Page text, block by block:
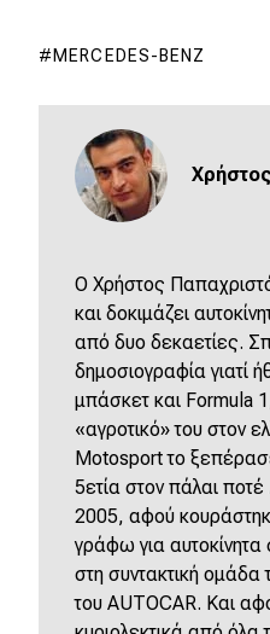
MERCEDES-BENZ
O Χρήστος
και δοκιμάζει
από δυο δεκαετίες.
δημοσιογραφία γιατί
μπάσκετ και Formula
«αγροτικό» του στον
Motosport το
5ετία στον πάλαι
2005, αφού
γράφω για
στη συντακτική ομάδα
του AUTOCAR. Και